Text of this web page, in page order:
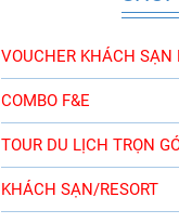
VOUCHER KHÁCH SẠN
COMBO F&E
TOUR DU LỊCH TRỌN
KHÁCH SẠN/RESORT